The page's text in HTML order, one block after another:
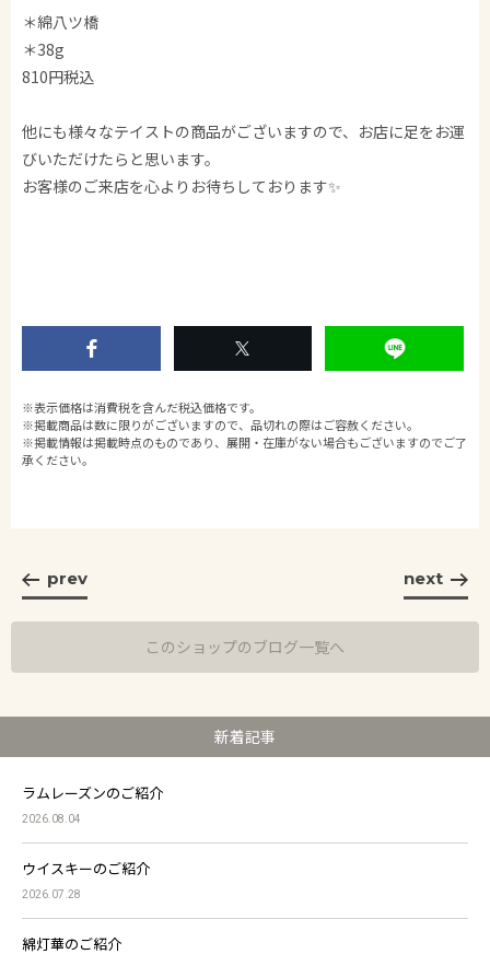
＊綿八ツ橋
＊38g
810円税込
他にも様々なテイストの商品がございますので、お店に足をお運
びいただけたらと思います。
お客様のご来店を心よりお待ちしております✨
※表示価格は消費税を含んだ税込価格です。
※掲載商品は数に限りがございますので、品切れの際はご容赦ください。
※掲載情報は掲載時点のものであり、展開・在庫がない場合もございますのでご了
承ください。
prev next
このショップのブログ一覧へ
新着記事
ラムレーズンのご紹介
2026.08.04
ウイスキーのご紹介
2026.07.28
綿灯華のご紹介